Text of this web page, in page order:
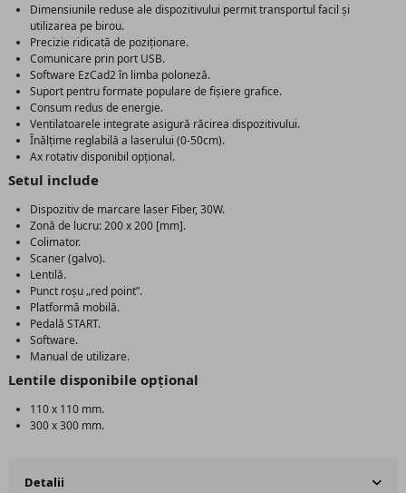
Dimensiunile reduse ale dispozitivului permit transportul facil și
utilizarea pe birou.
Precizie ridicată de poziționare.
Comunicare prin port USB.
Software EzCad2 în limba poloneză.
Suport pentru formate populare de fișiere grafice.
Consum redus de energie.
Ventilatoarele integrate asigură răcirea dispozitivului.
Înălțime reglabilă a laserului (0-50cm).
Ax rotativ disponibil opțional.
Setul include
Dispozitiv de marcare laser Fiber, 30W.
Zonă de lucru: 200 x 200 [mm].
Colimator.
Scaner (galvo).
Lentilă.
Punct roșu „red point”.
Platformă mobilă.
Pedală START.
Software.
Manual de utilizare.
Lentile disponibile opțional
110 x 110 mm.
300 x 300 mm.
Detalii